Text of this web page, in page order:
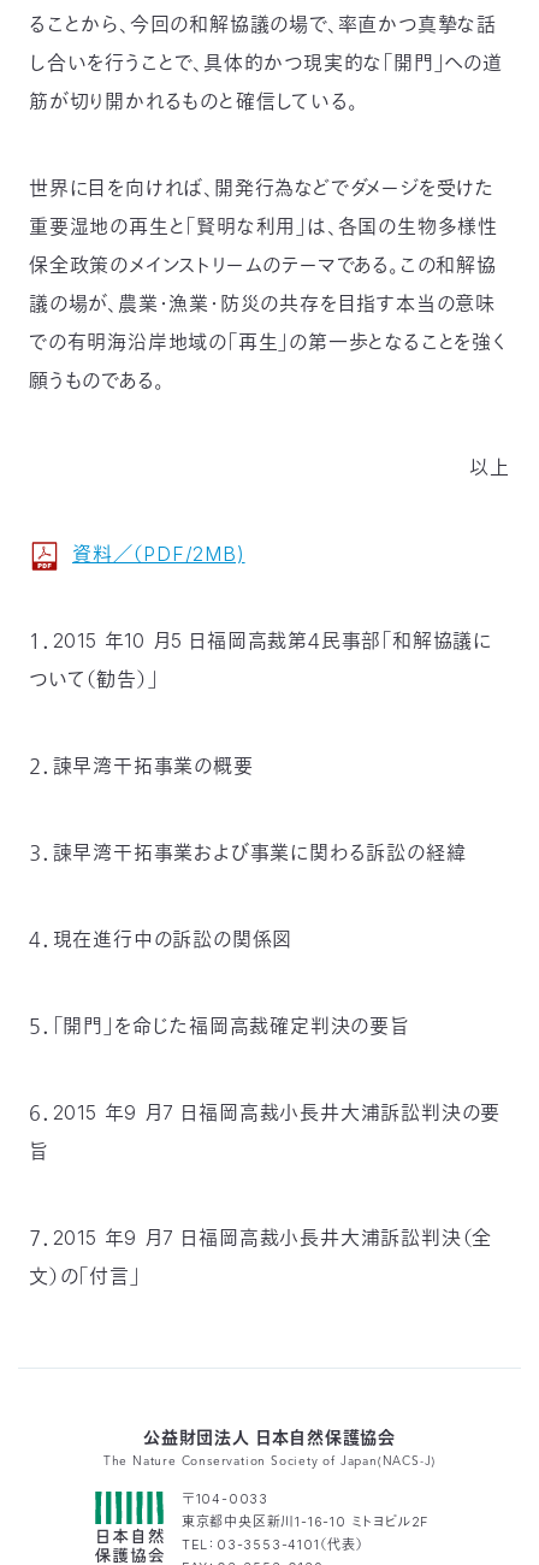
ることから、今回の和解協議の場で、率直かつ真摯な話
し合いを行うことで、具体的かつ現実的な「開門」への道
筋が切り開かれるものと確信している。
世界に目を向ければ、開発行為などでダメージを受けた
重要湿地の再生と「賢明な利用」は、各国の生物多様性
保全政策のメインストリームのテーマである。この和解協
議の場が、農業・漁業・防災の共存を目指す本当の意味
での有明海沿岸地域の「再生」の第一歩となることを強く
願うものである。
以上
資料／（PDF/2MB)
１．2015 年10 月5 日福岡高裁第４民事部「和解協議に
ついて（勧告）」
２．諫早湾干拓事業の概要
３．諫早湾干拓事業および事業に関わる訴訟の経緯
４．現在進行中の訴訟の関係図
５．「開門」を命じた福岡高裁確定判決の要旨
６．2015 年9 月7 日福岡高裁小長井大浦訴訟判決の要
旨
７．2015 年9 月7 日福岡高裁小長井大浦訴訟判決（全
文）の「付言」
公益財団法人 日本自然保護協会
The Nature Conservation Society of Japan(NACS-J)
〒104-0033
東京都中央区新川1-16-10 ミトヨビル2F
TEL：03-3553-4101（代表）